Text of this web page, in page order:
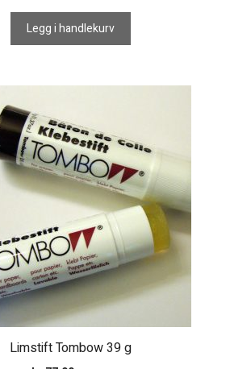
Legg i handlekurv
Limstift Tombow 39 g